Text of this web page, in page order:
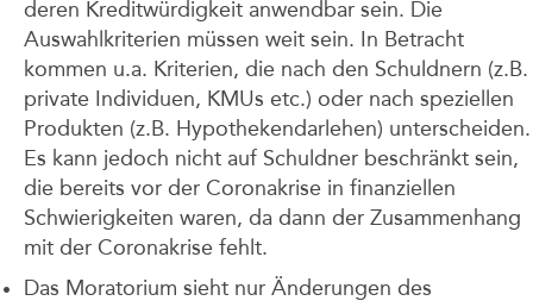
deren Kreditwürdigkeit anwendbar sein. Die
Auswahlkriterien müssen weit sein. In Betracht
kommen u.a. Kriterien, die nach den Schuldnern (z.B.
private Individuen, KMUs etc.) oder nach speziellen
Produkten (z.B. Hypothekendarlehen) unterscheiden.
Es kann jedoch nicht auf Schuldner beschränkt sein,
die bereits vor der Coronakrise in finanziellen
Schwierigkeiten waren, da dann der Zusammenhang
mit der Coronakrise fehlt.
Das Moratorium sieht nur Änderungen des